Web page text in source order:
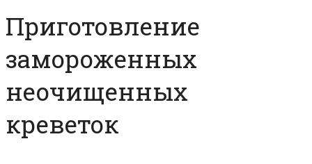
Приготовление
замороженных
неочищенных
креветок